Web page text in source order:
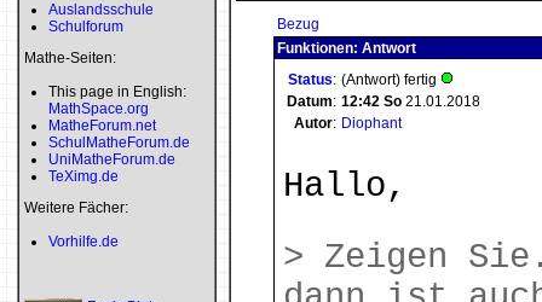
Auslandsschule
Schulforum
Mathe-Seiten:
This page in English:
MathSpace.org
MatheForum.net
SchulMatheForum.de
UniMatheForum.de
TeXimg.de
Weitere Fächer:
Vorhilfe.de
Bezug
Funktionen: Antwort
Status: (Antwort) fertig
Datum: 12:42 So 21.01.2018
Autor: Diophant
Hallo,
> Zeigen